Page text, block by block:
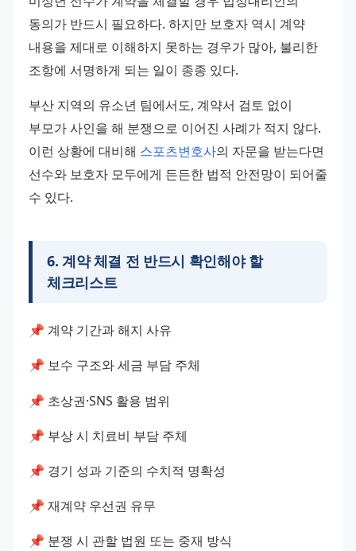
동의가 반드시 필요하다. 하지만 보호자 역시 계약
내용을 제대로 이해하지 못하는 경우가 많아, 불리한
조항에 서명하게 되는 일이 종종 있다.
부산 지역의 유소년 팀에서도, 계약서 검토 없이
부모가 사인을 해 분쟁으로 이어진 사례가 적지 않다.
이런 상황에 대비해 스포츠변호사의 자문을 받는다면
선수와 보호자 모두에게 든든한 법적 안전망이 되어줄
수 있다.
6. 계약 체결 전 반드시 확인해야 할
체크리스트
📌 계약 기간과 해지 사유
📌 보수 구조와 세금 부담 주체
📌 초상권·SNS 활용 범위
📌 부상 시 치료비 부담 주체
📌 경기 성과 기준의 수치적 명확성
📌 재계약 우선권 유무
📌 분쟁 시 관할 법원 또는 중재 방식